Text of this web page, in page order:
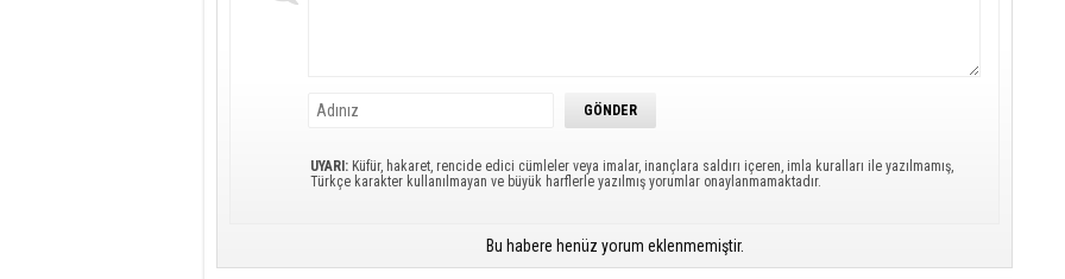
UYARI: Küfür, hakaret, rencide edici cümleler veya imalar, inançlara saldırı içeren, imla kuralları ile yazılmamış,
Türkçe karakter kullanılmayan ve büyük harflerle yazılmış yorumlar onaylanmamaktadır.
Bu habere henüz yorum eklenmemiştir.